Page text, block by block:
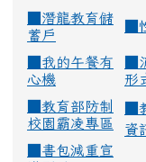
潛龍教育儲
蓄戶
我的午餐有
心機
形
教育部防制
校園霸凌專區
資
書包減重宣